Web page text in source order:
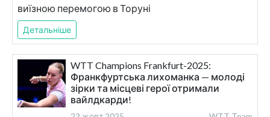
виїзною перемогою в Торуні
Детальніше
WTT Champions Frankfurt-2025:
Франкфуртська лихоманка — молоді
зірки та місцеві герої отримали
вайлдкарди!